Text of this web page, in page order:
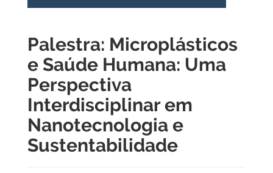
Palestra: Microplásticos
e Saúde Humana: Uma
Perspectiva
Interdisciplinar em
Nanotecnologia e
Sustentabilidade